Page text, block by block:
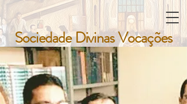
Sociedade Divinas Vocações
Sociedade Divinas Vocações